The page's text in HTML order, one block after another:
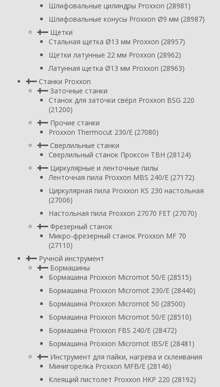
Шлифовальные цилиндры Proxxon (28981)
Шлифовальные конусы Proxxon Ø9 мм (28987)
Щетки
Стальная щетка Ø13 мм Proxxon (28957)
Щетки латунные 22 мм Proxxon (28962)
Латунная щетка Ø13 мм Proxxon (28963)
Станки Proxxon
Заточные станки
Станок для заточки свёрл Proxxon BSG 220
(21200)
Прочие станки
Proxxon Thermocut 230/E (27080)
Сверлильные станки
Сверлильный станок Проксон TBH (28124)
Циркулярные и ленточные пилы
Ленточная пила Proxxon MBS 240/E (27172)
Циркулярная пила Proxxon KS 230 настольная
(27006)
Настольная пила Proxxon 27070 FET (27070)
Фрезерный станок
Микро-фрезерный станок Proxxon MF 70
(27110)
Ручной инструмент
Бормашины
Бормашина Proxxon Micromot 50/E (28515)
Бормашина Proxxon Micromot 230/E (28440)
Бормашина Proxxon Micromot 50 (28500)
Бормашина Proxxon Micromot 50/E (28510)
Бормашина Proxxon FBS 240/Е (28472)
Бормашина Proxxon Micromot IBS/E (28481)
Инструмент для пайки, нагрева и склеивания
Минигорелка Proxxon MFB/E (28146)
Клеящий пистолет Proxxon HKP 220 (28192)